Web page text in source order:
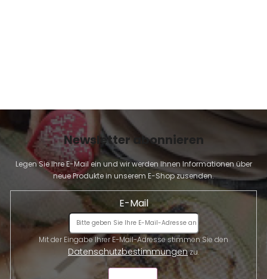
Newsletter abonnieren
Legen Sie Ihre E-Mail ein und wir werden Ihnen Informationen über
neue Produkte in unserem E-Shop zusenden.
E-Mail
Datenschutzbestimmungenzu.